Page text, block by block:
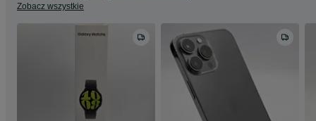
Zobacz wszystkie